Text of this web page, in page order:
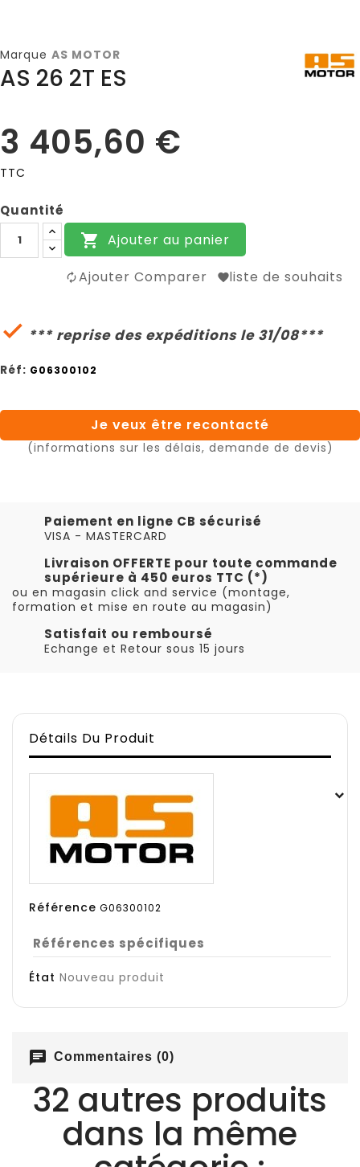
Marque AS MOTOR
AS 26 2T ES
3 405,60 €
TTC
Quantité
 Ajouter au panier
Ajouter Comparer liste de souhaits
 *** reprise des expéditions le 31/08***
Réf: G06300102
Je veux être recontacté
(informations sur les délais, demande de devis)
Paiement en ligne CB sécurisé
VISA - MASTERCARD
Livraison OFFERTE pour toute commande
supérieure à 450 euros TTC (*)
ou en magasin click and service (montage,
formation et mise en route au magasin)
Satisfait ou remboursé
Echange et Retour sous 15 jours
Détails Du Produit
Référence G06300102
Références spécifiques
État Nouveau produit
chat Commentaires (0)
32 autres produits
dans la même